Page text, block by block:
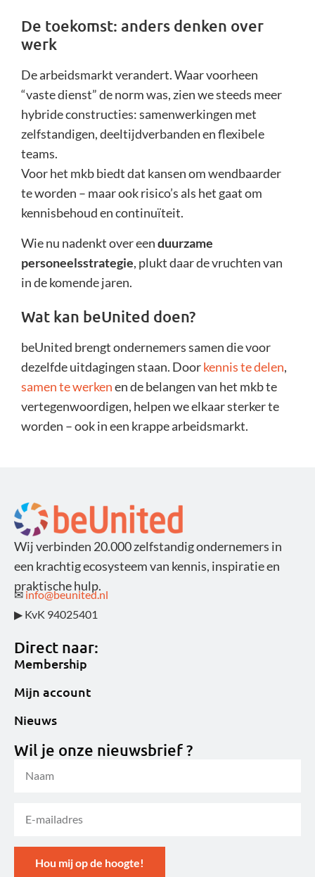
De toekomst: anders denken over
werk
De arbeidsmarkt verandert. Waar voorheen
“vaste dienst” de norm was, zien we steeds meer
hybride constructies: samenwerkingen met
zelfstandigen, deeltijdverbanden en flexibele
teams.
Voor het mkb biedt dat kansen om wendbaarder
te worden – maar ook risico’s als het gaat om
kennisbehoud en continuïteit.
Wie nu nadenkt over eenduurzame
personeelsstrategie, plukt daar de vruchten van
in de komende jaren.
Wat kan beUnited doen?
beUnited brengt ondernemers samen die voor
dezelfde uitdagingen staan. Doorkennis te delen,
samen te werkenen de belangen van het mkb te
vertegenwoordigen, helpen we elkaar sterker te
worden – ook in een krappe arbeidsmarkt.
Wij verbinden 20.000 zelfstandig ondernemers in
een krachtig ecosysteem van kennis, inspiratie en
praktische hulp.
✉ info@beunited.nl
▶ KvK 94025401
Direct naar:
Membership
Mijn account
Nieuws
Wil je onze nieuwsbrief ?
Hou mij op de hoogte!